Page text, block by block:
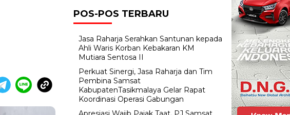
POS-POS TERBARU
Jasa Raharja Serahkan Santunan kepada
Ahli Waris Korban Kebakaran KM
Mutiara Sentosa II
Perkuat Sinergi, Jasa Raharja dan Tim
Pembina Samsat
KabupatenTasikmalaya Gelar Rapat
Koordinasi Operasi Gabungan